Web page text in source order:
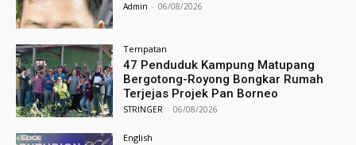
Admin - 06/08/2026
Tempatan
47 Penduduk Kampung Matupang
Bergotong-Royong Bongkar Rumah
Terjejas Projek Pan Borneo
STRINGER - 06/08/2026
English